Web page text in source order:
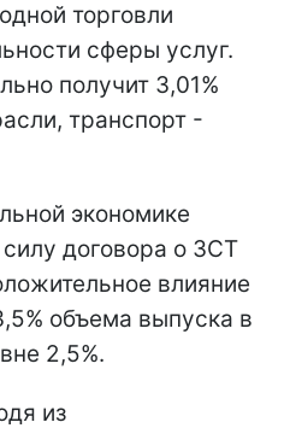
торговли
сферы услуг.
получит 3,01%
транспорт -
экономике
договора о ЗСТ
влияние
объема выпуска в
2,5%.
из